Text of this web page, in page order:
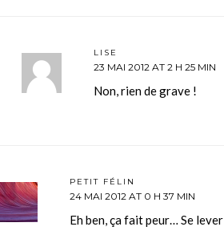
LISE
23 MAI 2012 AT 2 H 25 MIN
Non, rien de grave !
PETIT FÉLIN
24 MAI 2012 AT 0 H 37 MIN
Eh ben, ça fait peur… Se